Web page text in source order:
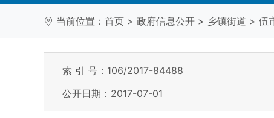
当前位置： 首页 > 政府信息公开 > 乡镇街道 > 伍
索 引 号：106/2017-84488
公开日期：2017-07-01